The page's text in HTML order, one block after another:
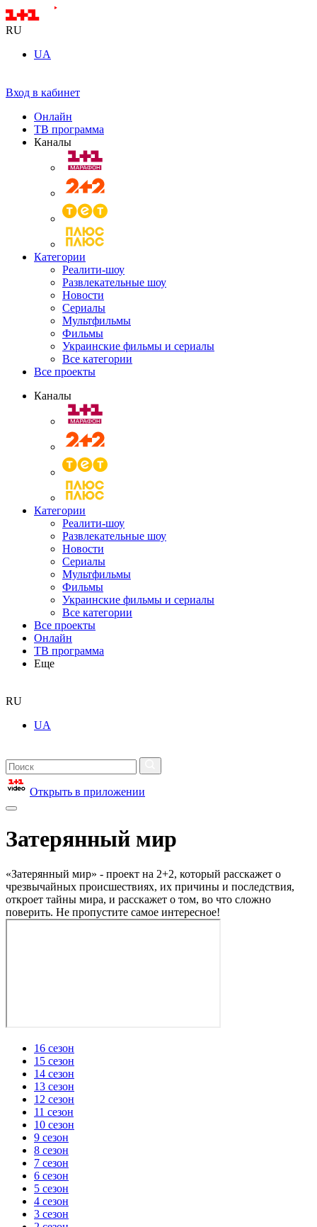
RU
UA
Вход в кабинет
Онлайн
ТВ программа
Каналы
Категории
Реалити-шоу
Развлекательные шоу
Новости
Сериалы
Мультфильмы
Фильмы
Украинские фильмы и сериалы
Все категории
Все проекты
Каналы
Категории
Реалити-шоу
Развлекательные шоу
Новости
Сериалы
Мультфильмы
Фильмы
Украинские фильмы и сериалы
Все категории
Все проекты
Онлайн
ТВ программа
Еще
RU
UA
Открыть в приложении
Затерянный мир
«Затерянный мир» - проект на 2+2, который расскажет о
чрезвычайных происшествиях, их причины и последствия,
откроет тайны мира, и расскажет о том, во что сложно
поверить. Не пропустите самое интересное!
16 сезон
15 сезон
14 сезон
13 сезон
12 сезон
11 сезон
10 сезон
9 сезон
8 сезон
7 сезон
6 сезон
5 сезон
4 сезон
3 сезон